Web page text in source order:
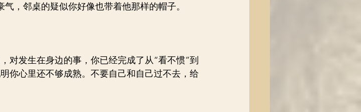
，邻桌的疑似你好像也带着他那样的帽子。
对发生在身边的事，你已经完成了从“看不惯”到
你心里还不够成熟。不要自己和自己过不去，给